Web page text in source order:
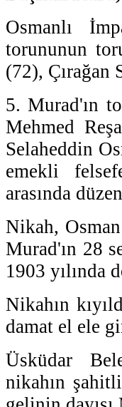
Osmanlı
torununun
(72), Çırağan
5. Murad'ın
Mehmed
Selaheddin
emekli
arasında
Nikah,
Murad'ın 28
1903 yılında
Nikahın
damat el ele
Üsküdar
nikahın